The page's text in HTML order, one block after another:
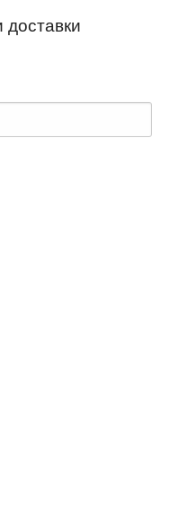
доставки